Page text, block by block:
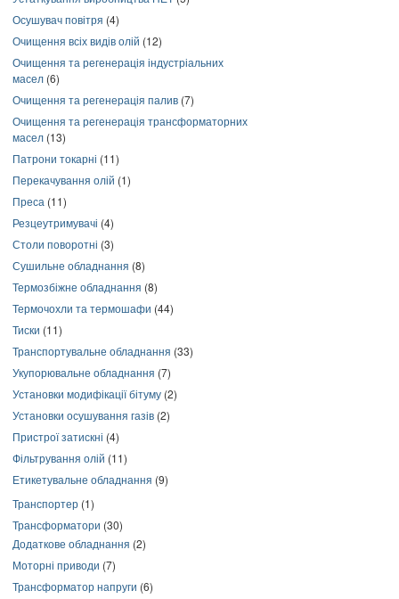
Осушувач повітря (4)
Очищення всіх видів олій (12)
Очищення та регенерація індустріальних
масел (6)
Очищення та регенерація палив (7)
Очищення та регенерація трансформаторних
масел (13)
Патрони токарні (11)
Перекачування олій (1)
Преса (11)
Резцеутримувачі (4)
Столи поворотні (3)
Сушильне обладнання (8)
Термозбіжне обладнання (8)
Термочохли та термошафи (44)
Тиски (11)
Транспортувальне обладнання (33)
Укупорювальне обладнання (7)
Установки модифікації бітуму (2)
Установки осушування газів (2)
Пристрої затискні (4)
Фільтрування олій (11)
Етикетувальне обладнання (9)
Транспортер (1)
Трансформатори (30)
Додаткове обладнання (2)
Моторні приводи (7)
Трансформатор напруги (6)